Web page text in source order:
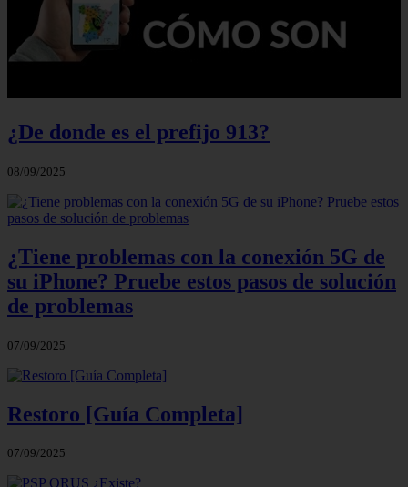
¿De donde es el prefijo 913?
08/09/2025
¿Tiene problemas con la conexión 5G de
su iPhone? Pruebe estos pasos de solución
de problemas
07/09/2025
Restoro [Guía Completa]
07/09/2025